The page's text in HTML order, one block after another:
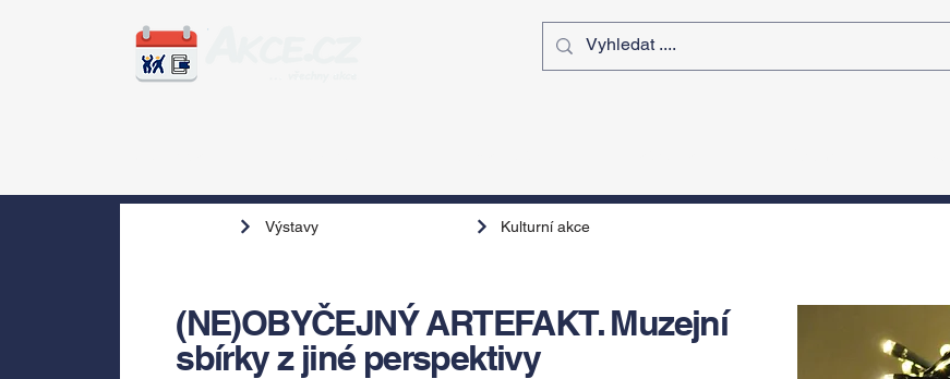
Výstavy Kulturní akce
(NE)OBYČEJNÝ ARTEFAKT. Muzejní
sbírky z jiné perspektivy